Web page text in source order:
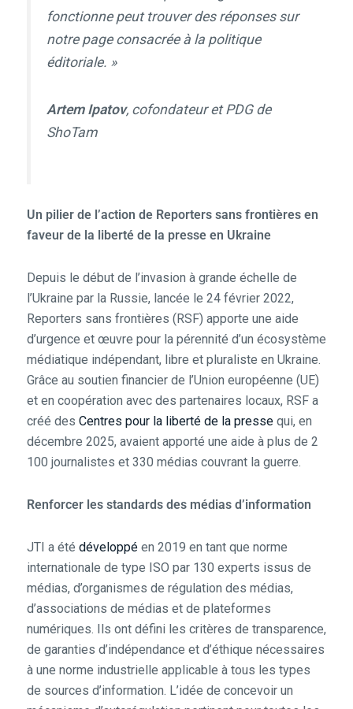
fonctionne peut trouver des réponses sur
notre page consacrée à la politique
éditoriale. »
Artem Ipatov, cofondateur et PDG de
ShoTam
Un pilier de l’action de Reporters sans frontières en
faveur de la liberté de la presse en Ukraine
Depuis le début de l’invasion à grande échelle de
l’Ukraine par la Russie, lancée le 24 février 2022,
Reporters sans frontières (RSF) apporte une aide
d’urgence et œuvre pour la pérennité d’un écosystème
médiatique indépendant, libre et pluraliste en Ukraine.
Grâce au soutien financier de l’Union européenne (UE)
et en coopération avec des partenaires locaux, RSF a
créé des Centres pour la liberté de la pressequi, en
décembre 2025, avaient apporté une aide à plus de 2
100 journalistes et 330 médias couvrant la guerre.
Renforcer les standards des médias d’information
JTI a été développéen 2019 en tant que norme
internationale de type ISO par 130 experts issus de
médias, d’organismes de régulation des médias,
d’associations de médias et de plateformes
numériques. Ils ont défini les critères de transparence,
de garanties d’indépendance et d’éthique nécessaires
à une norme industrielle applicable à tous les types
de sources d’information. L’idée de concevoir un